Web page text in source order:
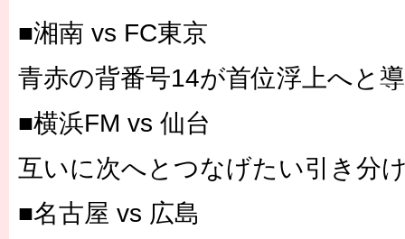
■湘南 vs FC東京
青赤の背番号14が首位浮上へと
■横浜FM vs 仙台
互いに次へとつなげたい引き分
■名古屋 vs 広島